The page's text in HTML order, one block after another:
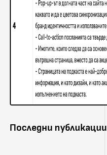
Последни публикации